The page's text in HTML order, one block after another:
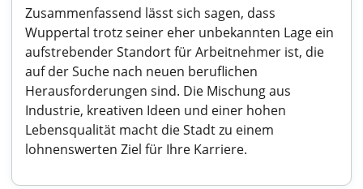
Zusammenfassend lässt sich sagen, dass
Wuppertal trotz seiner eher unbekannten Lage ein
aufstrebender Standort für Arbeitnehmer ist, die
auf der Suche nach neuen beruflichen
Herausforderungen sind. Die Mischung aus
Industrie, kreativen Ideen und einer hohen
Lebensqualität macht die Stadt zu einem
lohnenswerten Ziel für Ihre Karriere.